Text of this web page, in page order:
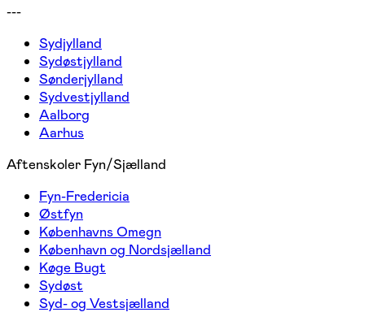
---
Sydjylland
Sydøstjylland
Sønderjylland
Sydvestjylland
Aalborg
Aarhus
Aftenskoler Fyn/Sjælland
Fyn-Fredericia
Østfyn
Københavns Omegn
København og Nordsjælland
Køge Bugt
Sydøst
Syd- og Vestsjælland